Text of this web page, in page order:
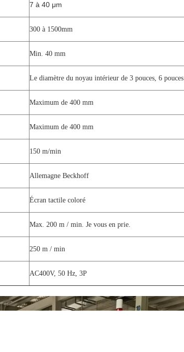
7 à 40 μm
300 à 1500mm
Min. 40 mm
Le diamètre du noyau intérieur de 3 pouces, 6 pouces
Maximum de 400 mm
Maximum de 400 mm
150 m/min
Allemagne Beckhoff
Écran tactile coloré
Max. 200 m / min. Je vous en prie.
250 m / min
AC400V, 50 Hz, 3P